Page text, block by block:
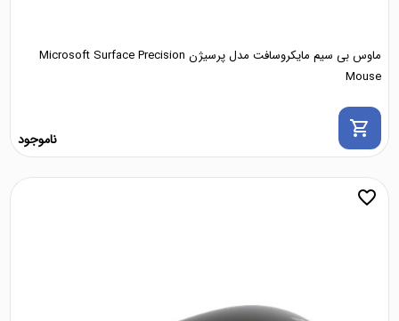
ماوس بی سیم مایکروسافت مدل پرسیژن Microsoft Surface Precision
Mouse
ناموجود
shopping_cart
favorite_border